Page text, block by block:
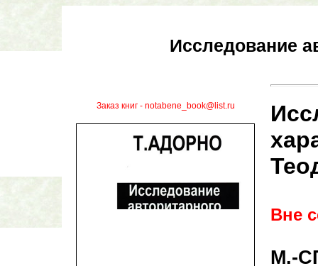
Исследование
Заказ книг - notabene_book@list.ru
Вне
М.-